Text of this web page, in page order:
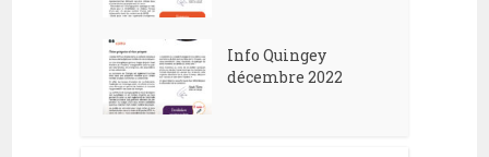
Info Quingey
décembre 2022